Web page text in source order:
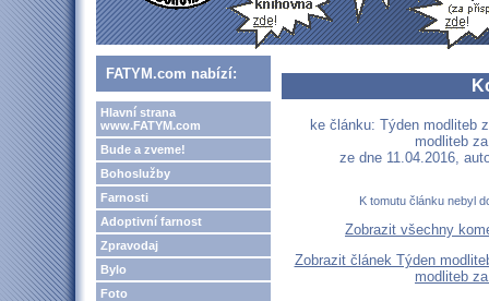
FATYM.com nabízí:
Hlavní strana
www.FATYM.com
Bude a zveme!
Bohoslužby
Farnosti
Adoptivní farnost
Zpravodaj
Bylo
Foto
ke článku: Týden modliteb
modliteb
ze dne 11.04.2016,
K tomutu článku nebyl
Zobrazit všechny
Zobrazit článek Týden
modliteb